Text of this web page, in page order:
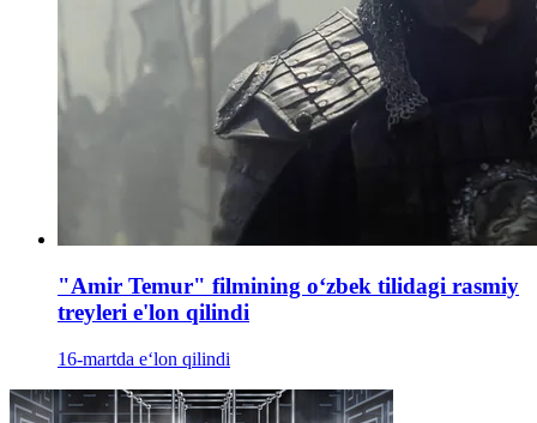
"Amir Temur" filmining oʻzbek tilidagi rasmiy
treyleri e'lon qilindi
16-martda e‘lon qilindi